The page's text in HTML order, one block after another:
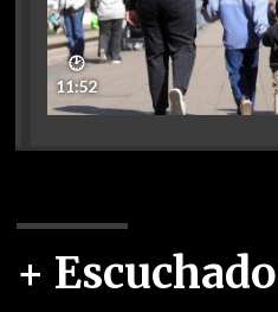
🕑
11:52
+